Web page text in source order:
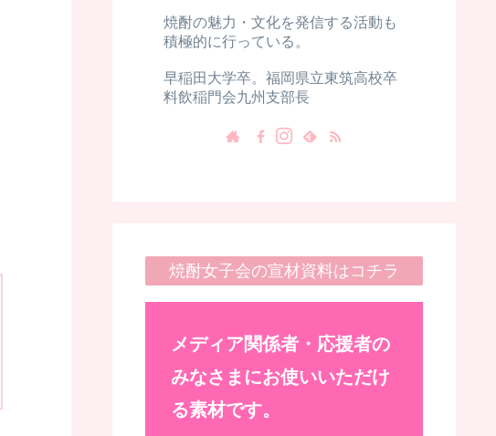
焼酎の魅力・文化を発信する活動も
積極的に行っている。
早稲田大学卒。福岡県立東筑高校卒
料飲稲門会九州支部長
焼酎女子会の宣材資料はコチラ
メディア関係者・応援者の
みなさまにお使いいただけ
る素材です。